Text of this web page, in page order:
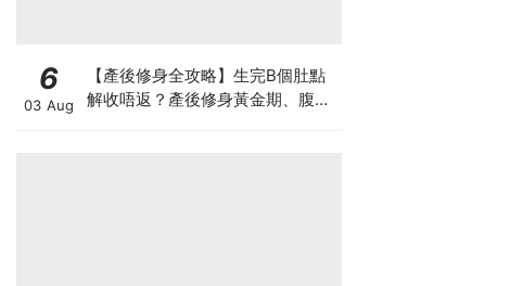
6
03 Aug
【產後修身全攻略】生完B個肚點
解收唔返？產後修身黃金期、腹直